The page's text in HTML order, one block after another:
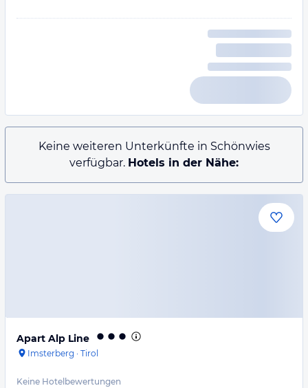
Keine weiteren Unterkünfte in Schönwies
verfügbar. Hotels in der Nähe:
Apart Alp Line
Imsterberg · Tirol
Keine Hotelbewertungen